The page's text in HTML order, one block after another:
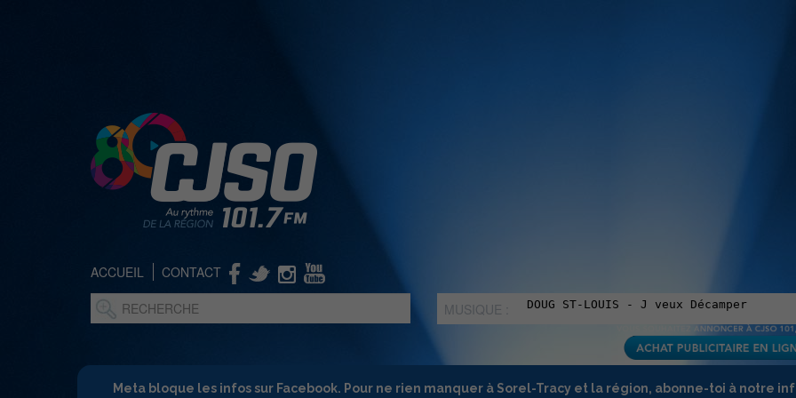
ACCUEIL CONTACT
MUSIQUE :
Meta bloque les infos sur Facebook. Pour ne rien manquer à Sorel-Tracy et la région, abonne-toi à notre